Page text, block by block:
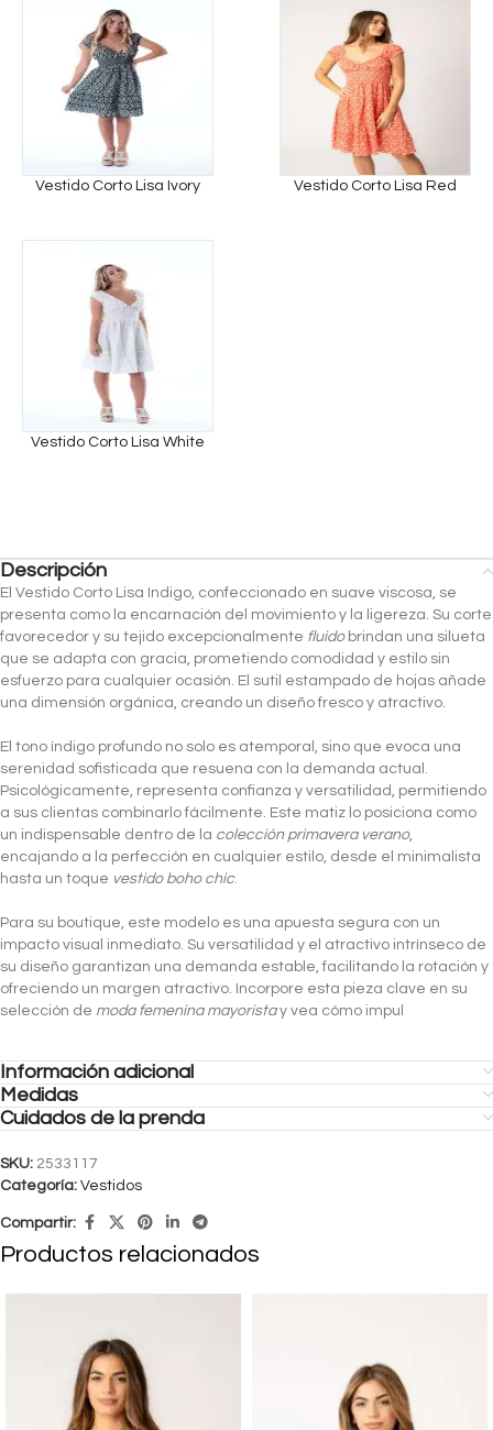
Vestido Corto Lisa Ivory Vestido Corto Lisa Red
Vestido Corto Lisa White
Descripción
El Vestido Corto Lisa Indigo, confeccionado en suave viscosa, se
presenta como la encarnación del movimiento y la ligereza. Su corte
favorecedor y su tejido excepcionalmente fluidobrindan una silueta
que se adapta con gracia, prometiendo comodidad y estilo sin
esfuerzo para cualquier ocasión. El sutil estampado de hojas añade
una dimensión orgánica, creando un diseño fresco y atractivo.
El tono índigo profundo no solo es atemporal, sino que evoca una
serenidad sofisticada que resuena con la demanda actual.
Psicológicamente, representa confianza y versatilidad, permitiendo
a sus clientas combinarlo fácilmente. Este matiz lo posiciona como
un indispensable dentro de la colección primavera verano,
encajando a la perfección en cualquier estilo, desde el minimalista
hasta un toque vestido boho chic.
Para su boutique, este modelo es una apuesta segura con un
impacto visual inmediato. Su versatilidad y el atractivo intrínseco de
su diseño garantizan una demanda estable, facilitando la rotación y
ofreciendo un margen atractivo. Incorpore esta pieza clave en su
selección de moda femenina mayoristay vea cómo impul
Información adicional
Medidas
Cuidados de la prenda
SKU: 2533117
Categoría: Vestidos
Compartir:
Productos relacionados